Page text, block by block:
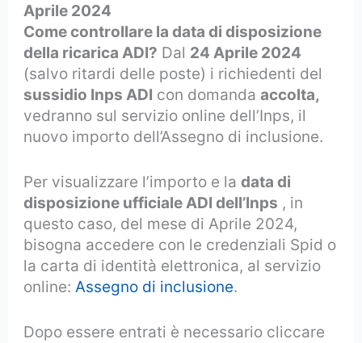
Aprile 2024
Come controllare la data di disposizione
della ricarica ADI? Dal 24 Aprile 2024
(salvo ritardi delle poste) i richiedenti del
sussidio Inps ADI con domandaaccolta,
vedranno sul servizio online dell’Inps, il
nuovo importo dell’Assegno di inclusione.
Per visualizzare l’importo e ladata di
disposizione ufficiale ADI dell’Inps , in
questo caso, del mese di Aprile 2024,
bisogna accedere con le credenziali Spid o
la carta di identità elettronica, al servizio
online:Assegno di inclusione.
Dopo essere entrati è necessario cliccare